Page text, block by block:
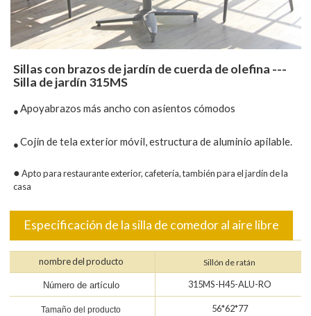
Sillas con brazos de jardín de cuerda de olefina ---
Silla de jardín 315MS
● Apoyabrazos más ancho con asientos cómodos
● Cojín de tela exterior móvil, estructura de aluminio apilable.
● Apto para restaurante exterior, cafetería, también para el jardín de la
casa
Especificación de la silla de comedor al aire libre
nombre del producto Sillón de ratán
Número de artículo 315MS-H45-ALU-RO
Tamaño del producto 56*62*77